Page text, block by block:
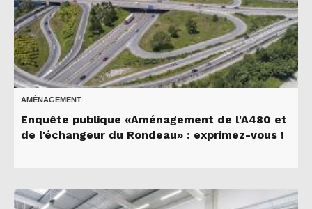
AMÉNAGEMENT
Enquête publique «Aménagement de l'A480 et
de l'échangeur du Rondeau» : exprimez-vous !